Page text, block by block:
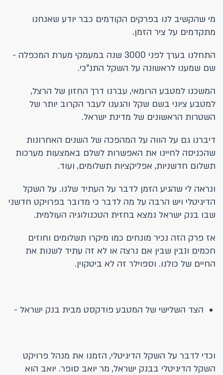
מי שהקשיב לנו בפרקים הקודמים כבר יודע שאנחנו
מתקדמים על ציר הזמן.
התחלנו בערך לפני 3000 שנה במעמקי מערת המכפלה -
שם שמענו לראשונה על השקל התנ"כי.
המשכנו למטבע הרומאי, עברנו דרך החזון של הרצל,
למטבע ציוני בשם שקל והגענו לעבר הקרוב יותר של
השטרות הראשונים של מדינת ישראל.
דיברנו גם על הווה על המהפכה של השנים האחרונות
שהכניסה לחיינו את האפשרות לשלם באמצעות מערכות
תשלום חדשניות, אפליקציות תשלומים, ועוד.
ונראה לי שהגיע הזמן לדבר על העתיד שלנו. על השקל
הדיגיטלי ויש הרבה על מה לדבר כי מדובר בפרויקט חדשני
שבו בנק ישראל נמצא בחזית הטכנולוגיה העולמית.
אז פרק הזה נכיר מונחים כמו מיקרו תשלומים וחוזים
חכמים ונבין שבין אם נרצה או לא זה עתיד לשנות את
החיים של כולנו. וספוילר זה לא ביטקוין.
הצד השלישי של המטבע פודקסט מבית בנק ישראל -
וכדי לדבר על השקל הדיגיטלי, הזמנו את מנהל פרויקט
השקל הדיגיטלי בבנק ישראל, מר יואב סופר. יואב הוא